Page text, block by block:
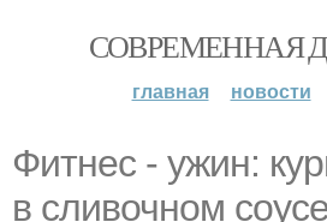
СОВРЕМЕННАЯ
главная новости
Фитнес - ужин:
в сливочном